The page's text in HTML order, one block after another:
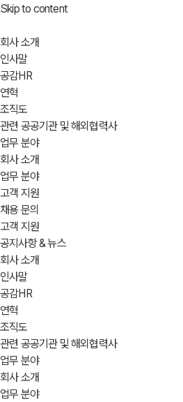
Skip to content
회사 소개
인사말
공감HR
연혁
조직도
관련 공공기관 및 해외협력사
업무 분야
회사 소개
업무 분야
고객 지원
채용 문의
고객 지원
공지사항 & 뉴스
회사 소개
인사말
공감HR
연혁
조직도
관련 공공기관 및 해외협력사
업무 분야
회사 소개
업무 분야